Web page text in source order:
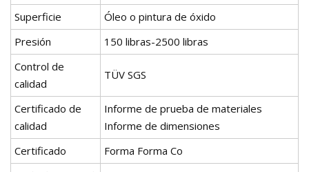
Superficie
Óleo o pintura de óxido
Presión
150 libras-2500 libras
Control de
calidad
TÜV SGS
Certificado de
calidad
Informe de prueba de materiales
Informe de dimensiones
Certificado
Forma Forma Co